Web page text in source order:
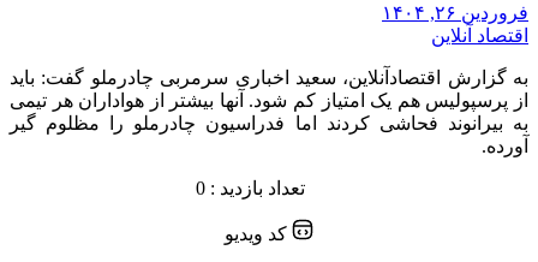
فروردین ۲۶, ۱۴۰۴
اقتصاد آنلاین
به گزارش اقتصادآنلاین، سعید اخباری سرمربی چادرملو گفت: باید
از پرسپولیس هم یک امتیاز کم شود. آنها بیشتر از هواداران هر تیمی
به بیرانوند فحاشی کردند اما فدراسیون چادرملو را مظلوم گیر
آورده.
تعداد بازدید : 0